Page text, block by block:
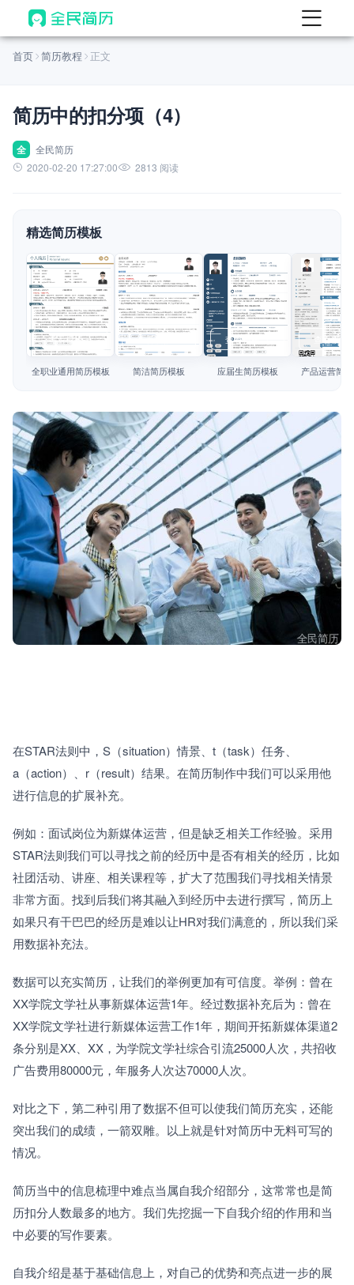
首页
AI 生成简历
AI 优化简历
AI 翻译简历
AI 模拟面试
面试自我介绍
AI 职场工具 New
简历模板
简历教程
首页 简历教程 正文
简历中的扣分项（4）
全
全民简历
2020-02-20 17:27:00
2813 阅读
精选简历模板
查看模板
全职业通用简历模板
查看模板
简洁简历模板
查看模板
应届生简历模板
查看模板
产品运营简
在STAR法则中，S（situation）情景、t（task）任务、
a（action）、r（result）结果。在简历制作中我们可以采用他
进行信息的扩展补充。
例如：面试岗位为新媒体运营，但是缺乏相关工作经验。采用
STAR法则我们可以寻找之前的经历中是否有相关的经历，比如
社团活动、讲座、相关课程等，扩大了范围我们寻找相关情景
非常方面。找到后我们将其融入到经历中去进行撰写，简历上
如果只有干巴巴的经历是难以让HR对我们满意的，所以我们采
用数据补充法。
数据可以充实简历，让我们的举例更加有可信度。举例：曾在
XX学院文学社从事新媒体运营1年。经过数据补充后为：曾在
XX学院文学社进行新媒体运营工作1年，期间开拓新媒体渠道2
条分别是XX、XX，为学院文学社综合引流25000人次，共招收
广告费用80000元，年服务人次达70000人次。
对比之下，第二种引用了数据不但可以使我们简历充实，还能
突出我们的成绩，一箭双雕。以上就是针对简历中无料可写的
情况。
简历当中的信息梳理中难点当属自我介绍部分，这常常也是简
历扣分人数最多的地方。我们先挖掘一下自我介绍的作用和当
中必要的写作要素。
自我介绍是基于基础信息上，对自己的优势和亮点进一步的展